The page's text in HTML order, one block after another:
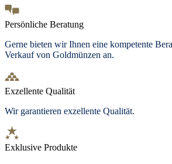
Persönliche Beratung
Gerne bieten wir Ihnen eine kompetente
Verkauf von Goldmünzen an.
Exzellente Qualität
Wir garantieren exzellente Qualität.
Exklusive Produkte